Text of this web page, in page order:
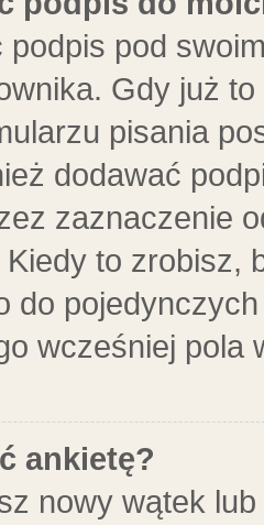
podpis pod
Gdy już
pisania
dodawać
zaznaczenie
to zrobisz,
do
wcześniej pola
ankietę?
nowy wątek